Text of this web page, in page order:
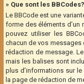
» Que sont les BBCodes?
Le BBCode est une
forme des éléments d’un
pouvez utiliser les
chacun de vos messages
rédaction de message.
mais les balises sont
plus d’informations sur
la page de rédaction de